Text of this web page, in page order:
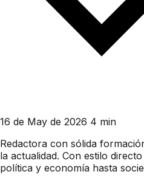
16 de May de 2026 4 min
Redactora con sólida
la actualidad. Con estilo
política y economía hasta